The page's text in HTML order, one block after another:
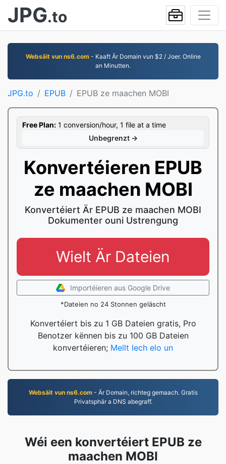
JPG.to
Websäit vun ns6.com- Kaaft Är Domain vun $2 / Joer. Online
an Minutten.
JPG.to EPUB EPUB ze maachen MOBI
Free Plan: 1 conversion/hour, 1 file at a time
Unbegrenzt →
Konvertéieren EPUB
ze maachen MOBI
Konvertéiert Är EPUB ze maachen MOBI
Dokumenter ouni Ustrengung
Wielt Är Dateien
Importéieren aus Google Drive
*Dateien no 24 Stonnen geläscht
Konvertéiert bis zu 1 GB Dateien gratis, Pro
Benotzer kënnen bis zu 100 GB Dateien
konvertéieren; Mellt Iech elo un
Websäit vun ns6.com- Är Domain, richteg gemaach. Gratis
Privatsphär a DNS abegraff.
Wéi een konvertéiert EPUB ze
maachen MOBI